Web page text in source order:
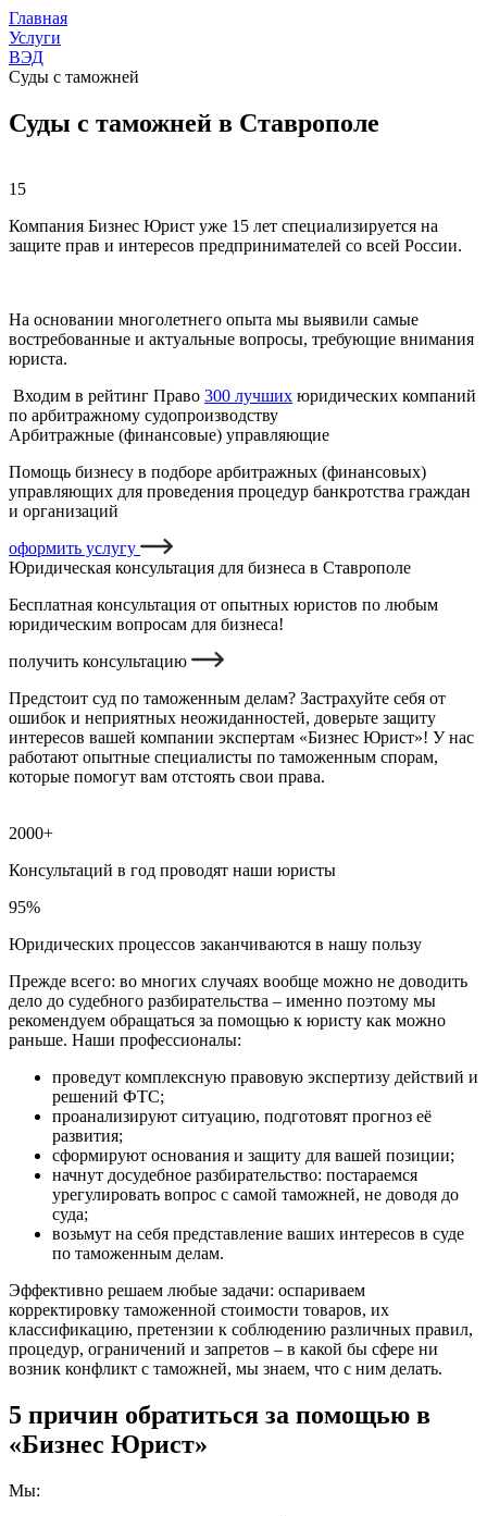
Главная
Услуги
ВЭД
Суды с таможней
Суды с таможней в Ставрополе
15
Компания Бизнес Юрист уже 15 лет специализируется на
защите прав и интересов предпринимателей со всей России.
На основании многолетнего опыта мы выявили самые
востребованные и актуальные вопросы, требующие внимания
юриста.
Входим в рейтинг Право 300 лучших юридических компаний
по арбитражному судопроизводству
Арбитражные (финансовые) управляющие
Помощь бизнесу в подборе арбитражных (финансовых)
управляющих для проведения процедур банкротства граждан
и организаций
оформить услугу
Юридическая консультация для бизнеса в Ставрополе
Бесплатная консультация от опытных юристов по любым
юридическим вопросам для бизнеса!
получить консультацию
Предстоит суд по таможенным делам? Застрахуйте себя от
ошибок и неприятных неожиданностей, доверьте защиту
интересов вашей компании экспертам «Бизнес Юрист»! У нас
работают опытные специалисты по таможенным спорам,
которые помогут вам отстоять свои права.
2000+
Консультаций в год проводят наши юристы
95%
Юридических процессов заканчиваются в нашу пользу
Прежде всего: во многих случаях вообще можно не доводить
дело до судебного разбирательства – именно поэтому мы
рекомендуем обращаться за помощью к юристу как можно
раньше. Наши профессионалы:
проведут комплексную правовую экспертизу действий и
решений ФТС;
проанализируют ситуацию, подготовят прогноз её
развития;
сформируют основания и защиту для вашей позиции;
начнут досудебное разбирательство: постараемся
урегулировать вопрос с самой таможней, не доводя до
суда;
возьмут на себя представление ваших интересов в суде
по таможенным делам.
Эффективно решаем любые задачи: оспариваем
корректировку таможенной стоимости товаров, их
классификацию, претензии к соблюдению различных правил,
процедур, ограничений и запретов – в какой бы сфере ни
возник конфликт с таможней, мы знаем, что с ним делать.
5 причин обратиться за помощью в
«Бизнес Юрист»
Мы: